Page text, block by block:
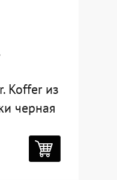
Koffer из
черная